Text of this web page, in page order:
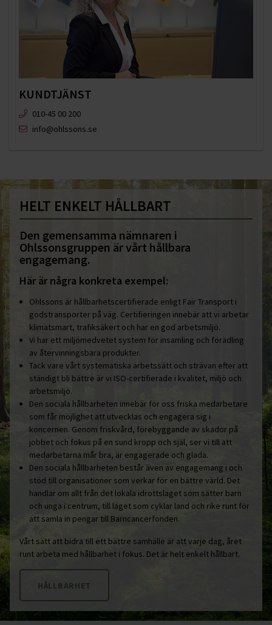
KUNDTJÄNST
010-45 00 200​
info@ohlssons.se
HELT ENKELT HÅLLBART
Den gemensamma nämnaren i
Ohlssonsgruppen är vårt hållbara
engagemang.
Här är några konkreta exempel:
Ohlssons är hållbarhetscertifierade enligt Fair Transport i
godstransporter på väg. Certifieringen innebär att vi arbetar
klimatsmart, trafiksäkert och har en god arbetsmiljö.
Vi har ett miljömedvetet system för insamling och förädling
av återvinningsbara produkter.
Tack vare vårt systematiska arbetssätt och strävan efter att
ständigt bli bättre är vi ISO-certifierade i kvalitet, miljö och
arbetsmiljö.
Den sociala hållbarheten innebär för oss friska medarbetare
som får möjlighet att utvecklas och engagera sig i
koncernen. Genom friskvård, förebyggande av skador på
jobbet och fokus på en sund kropp och själ, ser vi till att
medarbetarna mår bra, är engagerade och glada.
Den sociala hållbarheten består även av engagemang i och
stöd till organisationer som verkar för en bättre värld. Det
handlar om allt från det lokala idrottslaget som sätter barn
och unga i centrum, till laget som cyklar land och rike runt för
att samla in pengar till Barncancerfonden.
Vårt sätt att bidra till ett bättre samhälle är att varje dag, året
runt arbeta med hållbarhet i fokus. Det är helt enkelt hållbart.
HÅLLBARHET